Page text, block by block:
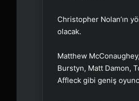
Christopher Nolan’ın
olacak.
Matthew
Burstyn, Matt Damon,
Affleck gibi geniş